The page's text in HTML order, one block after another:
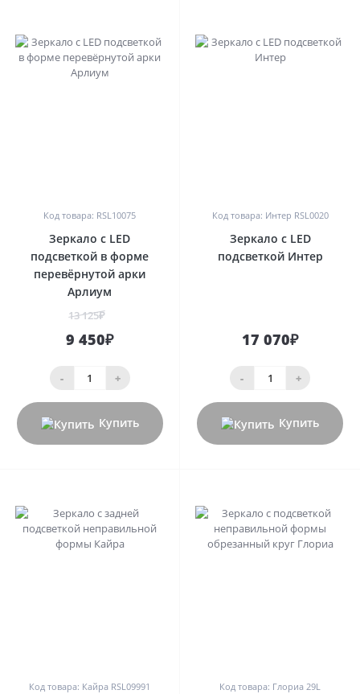
Код товара: RSL10075
Зеркало с LED
подсветкой в форме
перевёрнутой арки
Арлиум
13 125₽
9 450₽
- +
Купить
Код товара: Интер RSL0020
Зеркало с LED
подсветкой Интер
17 070₽
- +
Купить
Код товара: Кайра RSL09991 Код товара: Глориа 29L